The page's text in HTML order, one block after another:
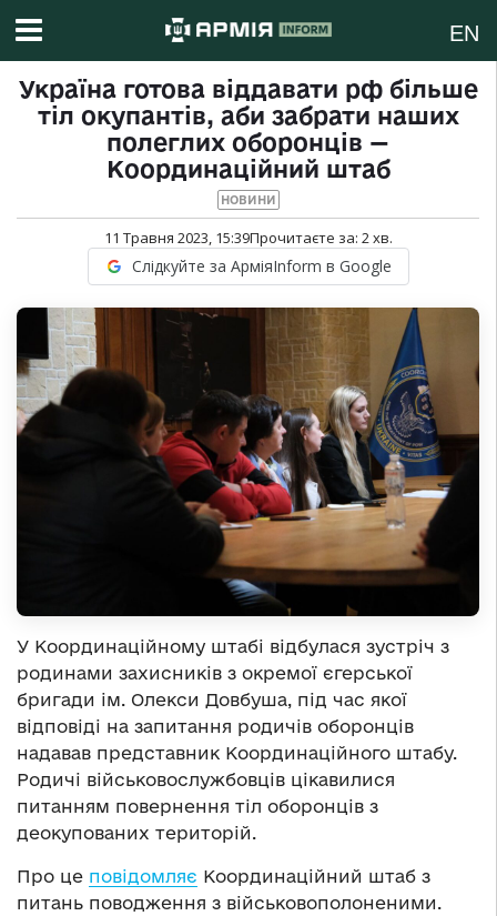
EN
Україна готова віддавати рф більше
тіл окупантів, аби забрати наших
полеглих оборонців —
Координаційний штаб
НОВИНИ
11 Травня 2023, 15:39Прочитаєте за: 2хв.
Слідкуйте за АрміяInform в Google
У Координаційному штабі відбулася зустріч з
родинами захисників з окремої єгерської
бригади ім. Олекси Довбуша, під час якої
відповіді на запитання родичів оборонців
надавав представник Координаційного штабу.
Родичі військовослужбовців цікавилися
питанням повернення тіл оборонців з
деокупованих територій.
Про це повідомляє Координаційний штаб з
питань поводження з військовополоненими.